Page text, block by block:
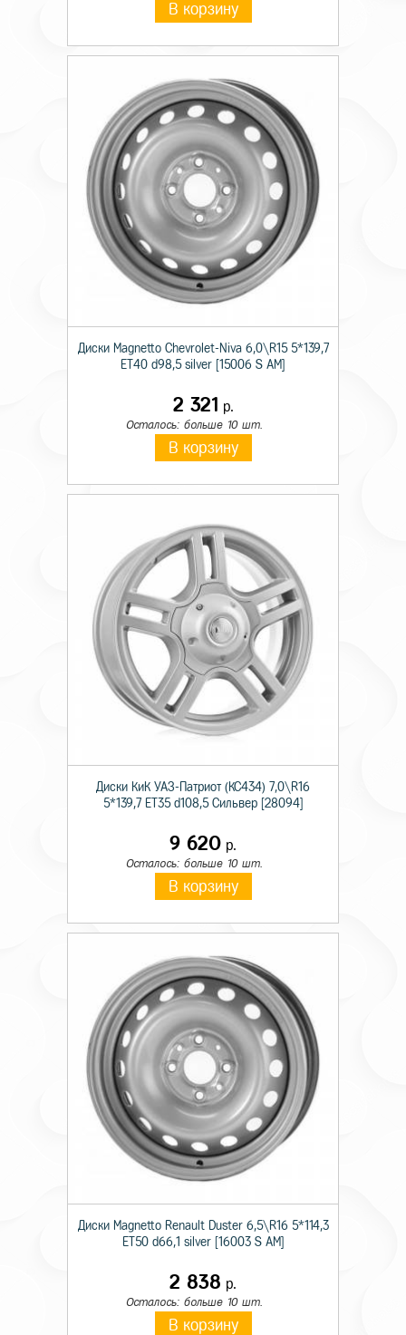
В корзину
Диски Magnetto Chevrolet-Niva 6,0\R15 5*139,7
ET40 d98,5 silver [15006 S AM]
2 321 р.
Осталось: больше 10 шт.
В корзину
Диски КиК УАЗ-Патриот (КС434) 7,0\R16
5*139,7 ET35 d108,5 Сильвер [28094]
9 620 р.
Осталось: больше 10 шт.
В корзину
Диски Magnetto Renault Duster 6,5\R16 5*114,3
ET50 d66,1 silver [16003 S AM]
2 838 р.
Осталось: больше 10 шт.
В корзину